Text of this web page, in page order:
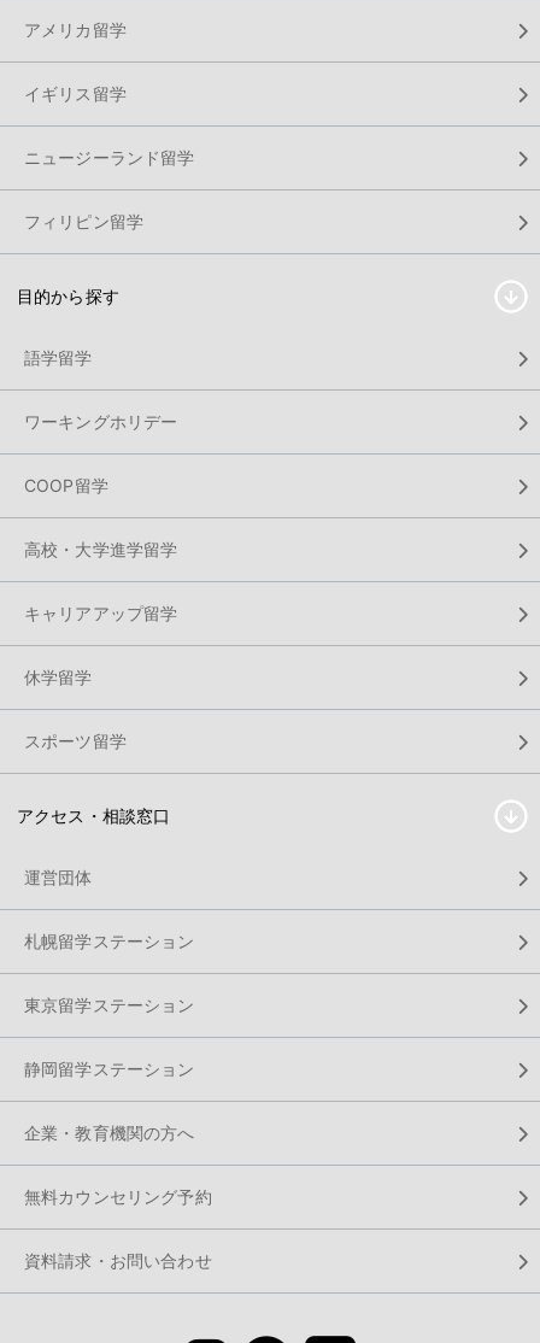
アメリカ留学
イギリス留学
ニュージーランド留学
フィリピン留学
目的から探す
語学留学
ワーキングホリデー
COOP留学
高校・大学進学留学
キャリアアップ留学
休学留学
スポーツ留学
アクセス・相談窓口
運営団体
札幌留学ステーション
東京留学ステーション
静岡留学ステーション
企業・教育機関の方へ
無料カウンセリング予約
資料請求・お問い合わせ